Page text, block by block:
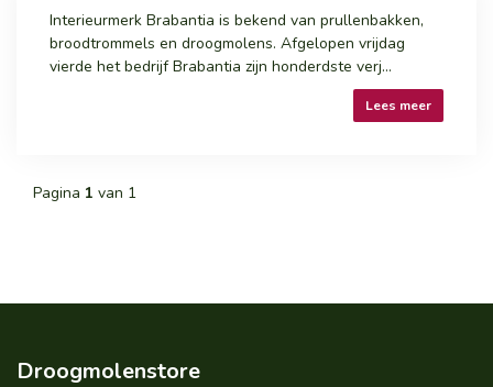
Interieurmerk Brabantia is bekend van prullenbakken,
broodtrommels en droogmolens. Afgelopen vrijdag
vierde het bedrijf Brabantia zijn honderdste verj...
Lees meer
Pagina 1 van 1
Droogmolenstore